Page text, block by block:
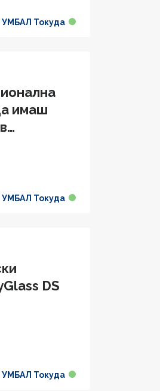
УМБАЛ Токуда
имаш
УМБАЛ Токуда
DS
УМБАЛ Токуда